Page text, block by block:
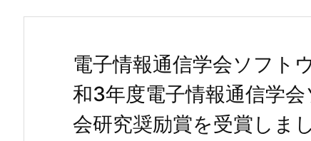
電子情報通信学会ソフト
和3年度電子情報通信学
会研究奨励賞を受賞しま